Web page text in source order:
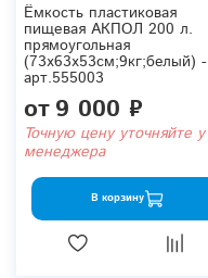
Ёмкость пластиковая
пищевая АКПОЛ 200 л.
прямоугольная
(73x63x53см;9кг;белый) -
арт.555003
от9 000 ₽
Точную цену уточняйте у
менеджера
В корзину